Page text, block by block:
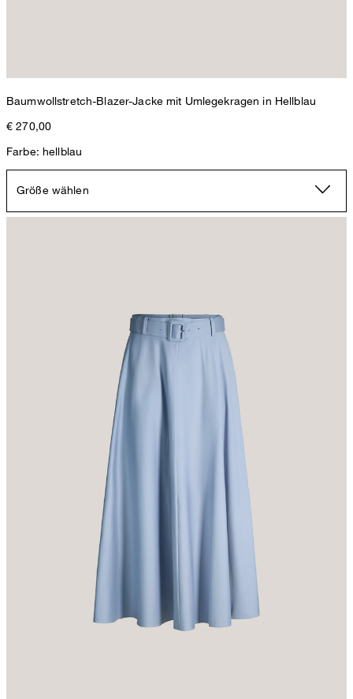
Baumwollstretch-Blazer-Jacke mit Umlegekragen in Hellblau
€ 270,00
Farbe: hellblau
Größe wählen